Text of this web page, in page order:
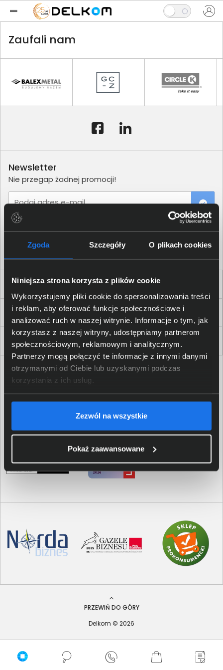
Zgoda Szczegóły O plikach cookies
Niniejsza strona korzysta z plików cookie
Wykorzystujemy pliki cookie do spersonalizowania treści
i reklam, aby oferować funkcje społecznościowe i
analizować ruch w naszej witrynie. Informacje o tym, jak
korzystasz z naszej witryny, udostępniamy partnerom
społecznościowym, reklamowym i analitycznym.
Partnerzy mogą połączyć te informacje z innymi danymi
otrzymanymi od Ciebie lub uzyskanymi podczas
korzystania z ich usług.
Zezwól na wszystkie
Pokaż zaawansowane
Zaufali nam
Dla Firm i Instytucji
Zakupy
Delkom 2000
Newsletter
Nie przegap żadnej promocji!
Podaj adres e-mail
PRZEWIŃ DO GÓRY
Delkom © 2026